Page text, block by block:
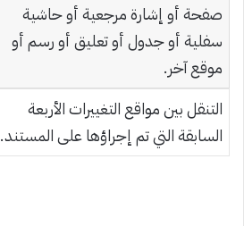
صفحة أو إشارة مرجعية أو حاشية
سفلية أو جدول أو تعليق أو رسم أو
موقع آخر.
التنقل بين مواقع التغييرات الأربعة
السابقة التي تم إجراؤها على المستند.